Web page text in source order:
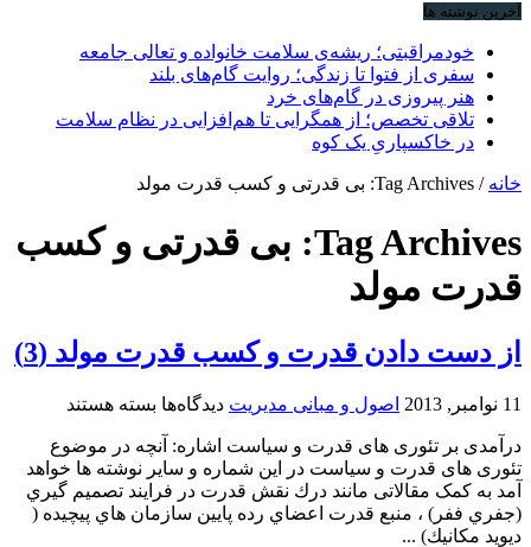
آخرین نوشته ها
خودمراقبتی؛ ریشه‌ی سلامت خانواده و تعالی جامعه
سفری از فتوا تا زندگی؛ روایت گام‌های بلند
هنر پیروزی در گام‌های خرد
تلاقی تخصص؛ از همگرایی تا هم‌افزایی در نظام سلامت
در خاکسپاریِ یک کوه
خانه / Tag Archives: بی قدرتی و کسب قدرت مولد
Tag Archives: بی قدرتی و کسب
قدرت مولد
از دست دادن قدرت و کسب قدرت مولد (3)
11 نوامبر, 2013 اصول و مبانی مدیریت دیدگاه‌ها برای
دست
دادن
قدرت
و
بسته هستند
درآمدی بر تئوری های قدرت و سیاست اشاره: آنچه در موضوع
تئوری های قدرت و سیاست در این شماره و سایر نوشته ها خواهد
آمد به کمک مقالاتی مانند درك نقش قدرت در فرايند تصميم گيري
(جفري ففر) ، منبع قدرت اعضاي رده پايين سازمان هاي پيچيده (
ديويد مكانيك) ...